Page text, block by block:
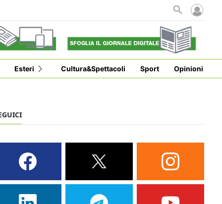
Esteri Cultura&Spettacoli Sport Opinioni